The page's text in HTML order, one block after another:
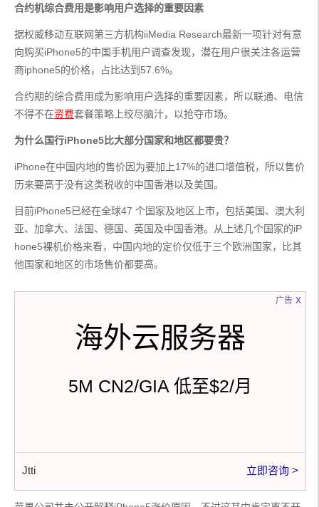
合约机综合费用是影响用户选择的重要因素
据权威移动互联网第三方机构iiMedia Research最新一项针对有意
向购买iPhone5的中国手机用户调查发现，潜在用户很关注各运营
商iphone5的价格，占比达到57.6%。
合约期的综合费用成为影响用户选择的重要因素，所以联通、电信
不得不在资费套餐策略上绞尽脑汁，以抢夺市场。
为什么国行iPhone5比大部分国家和地区都要贵？
iPhone在中国内地的售价因为要加上17%的进口增值税，所以售价
历来要高于没有这类税收的中国香港以及美国。
目前iPhone5已经在全球47 个国家及地区上市，包括美国、澳大利
亚、加拿大、法国、德国、英国及中国香港。从上述几个国家的iP
hone5裸机价格来看，中国内地的定价仅低于三个欧洲国家，比其
他国家和地区的市场售价都要高。
广告
海外云服务器
5M CN2/GIA 低至$2/月
Jtti 立即咨询 >
x